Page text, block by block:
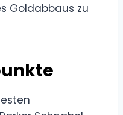
Goldabbaus zu